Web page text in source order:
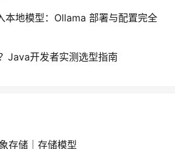
地模型：Ollama 部署与配置完全
Java开发者实测选型指南
存储｜存储模型